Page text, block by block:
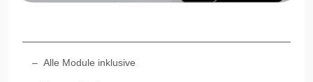
Alle Module inklusive